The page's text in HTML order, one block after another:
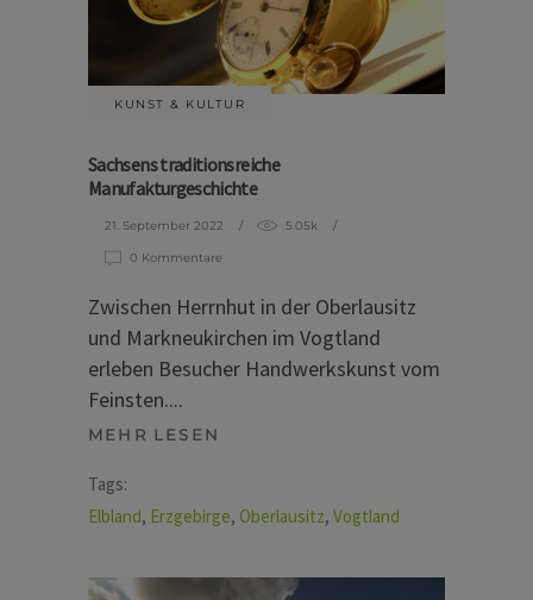
KUNST & KULTUR
Sachsens traditionsreiche
Manufakturgeschichte
21. September 2022 5.05k
0 Kommentare
Zwischen Herrnhut in der Oberlausitz
und Markneukirchen im Vogtland
erleben Besucher Handwerkskunst vom
Feinsten.
MEHR LESEN
Tags:
Elbland, Erzgebirge, Oberlausitz, Vogtland